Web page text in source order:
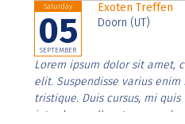
Saturday
05
SEPTEMBER
Exoten Treffen
Doorn (UT)
Lorem ipsum dolor sit amet,
elit. Suspendisse varius
tristique. Duis cursus, mi
interdum nulla, ut commodo